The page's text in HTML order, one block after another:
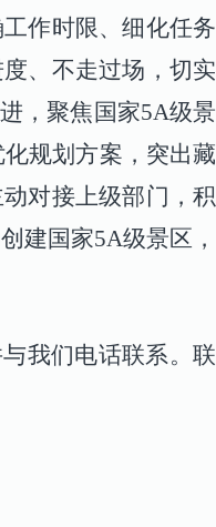
作时限、细化任务
、不走过场，切实
，聚焦国家5A级景
规划方案，突出藏
对接上级部门，积
建国家5A级景区，
我们电话联系。联